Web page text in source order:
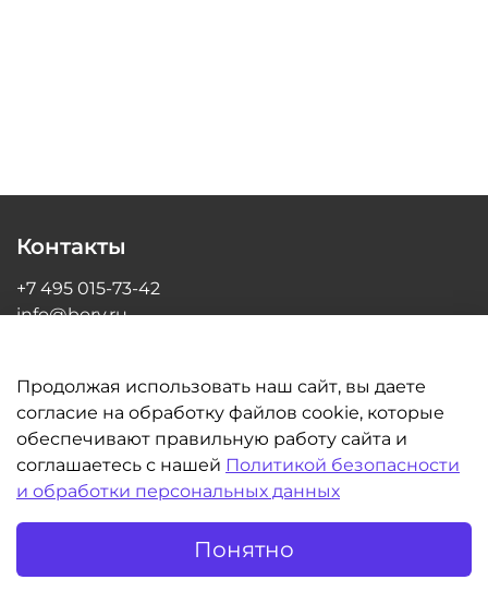
Информация
Клиентам
Контакты
+7 495 015-73-42
info@bory.ru
Продолжая использовать наш сайт, вы даете
согласие на обработку файлов cookie, которые
обеспечивают правильную работу сайта и
соглашаетесь с нашей Политикой безопасности
и обработки персональных данных
Понятно